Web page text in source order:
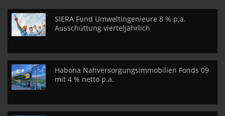
SIERA Fund Umweltingenieure 8 % p.a.
Ausschüttung vierteljährlich
Habona Nahversorgungsimmobilien Fonds 09
mit 4 % netto p.a.